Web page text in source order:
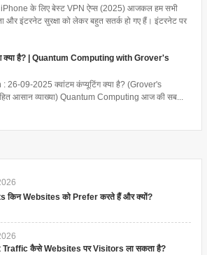
के लिए बेस्ट VPN ऐप्स (2025) आजकल हम सभी
और इंटरनेट सुरक्षा को लेकर बहुत सतर्क हो गए हैं। इंटरनेट पर
क्या है? | Quantum Computing with Grover's
26-09-2025 क्वांटम कंप्यूटिंग क्या है? (Grover's
आसान व्याख्या) Quantum Computing आज की सब...
किन Websites को Prefer करते हैं और क्यों?
कैसे Websites पर Visitors ला सकता है?